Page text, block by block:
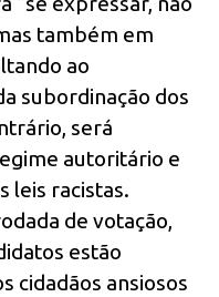
também em
ao
subordinação dos
será
autoritário e
leis racistas.
de votação,
estão
cidadãos ansiosos